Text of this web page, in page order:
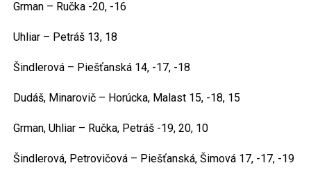
Grman – Ručka -20, -16
Uhliar – Petráš 13, 18
Šindlerová – Piešťanská 14, -17, -18
Dudáš, Minarovič – Horúcka, Malast 15, -18, 15
Grman, Uhliar – Ručka, Petráš -19, 20, 10
Šindlerová, Petrovičová – Piešťanská, Šimová 17, -17, -19